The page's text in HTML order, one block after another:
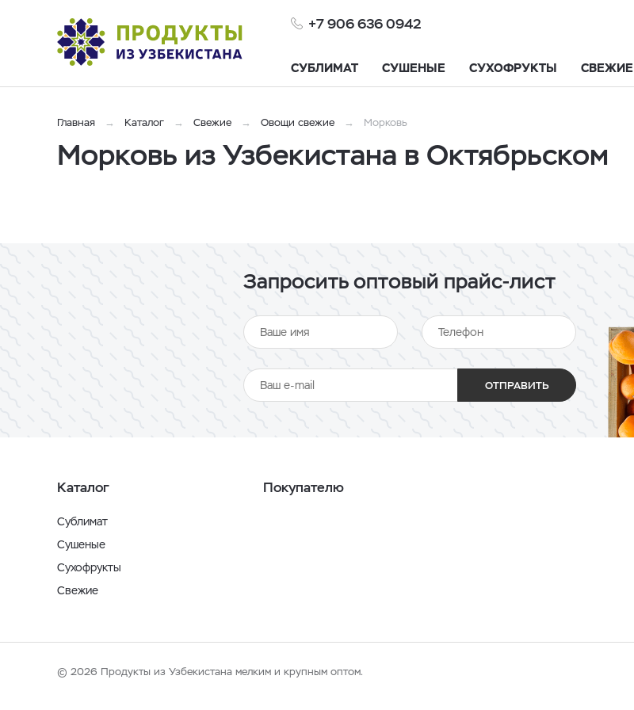
+7 906 636 0942
СУБЛИМАТ СУШЕНЫЕ СУХОФРУКТЫ СВЕЖИЕ
Главная Каталог Свежие Овощи свежие Морковь
Морковь из Узбекистана в Октябрьском
Запросить оптовый прайс-лист
ОТПРАВИТЬ
Каталог
Сублимат
Сушеные
Сухофрукты
Свежие
Покупателю
© 2026 Продукты из Узбекистана мелким и крупным оптом.